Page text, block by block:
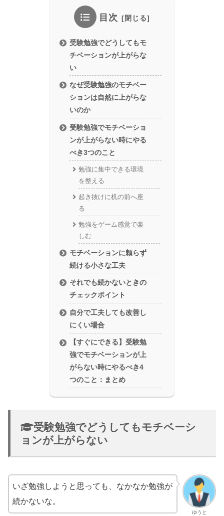
目次
受験勉強でどうしてもモ
チベーションが上がらな
い
なぜ受験勉強のモチベー
ションは自然に上がらな
いのか
受験勉強でモチベーショ
ンが上がらない時にやる
べき3つのこと
勉強に集中できる環境
を整える
起き抜けに机の前へ座
る
勉強をゲーム感覚で楽
しむ
モチベーションに頼らず
続ける小さな工夫
それでも続かないときの
チェックポイント
自分で工夫しても改善し
にくい場合
【すぐにできる】受験勉
強でモチベーションが上
がらない時にやるべき4
つのこと：まとめ
受験勉強でどうしてもモチベーシ
ョンが上がらない
ゆうと
いざ勉強しようと思っても、なかなか勉強が
続かないな。